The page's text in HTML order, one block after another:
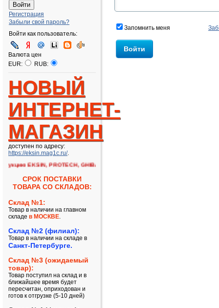
Запомнить меня
Регистрация
Забыли свой пароль?
Войти как пользователь:
Валюта цен
EUR:
RUB:
НОВЫЙ
ИНТЕРНЕТ-
МАГАЗИН
доступен по адресу:
https://eksin.mag1c.ru/.
EKSIN, PROTECH, GHIBAUDI!!
СРОК ПОСТАВКИ
ТОВАРА СО СКЛАДОВ:
Склад №1:
Товар в наличии на главном
складе в МОСКВЕ.
Склад №2 (филиал):
Товар в наличии на складе в
Санкт-Петербурге.
Склад №3 (ожидаемый
товар):
Товар поступил на склад и в
ближайшее время будет
пересчитан, оприходован и
готов к отгрузке (5-10 дней)